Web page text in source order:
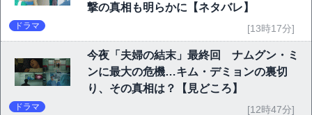
撃の真相も明らかに【ネタバレ】
ドラマ [13時17分]
今夜「夫婦の結末」最終回 ナムグン・ミ
ンに最大の危機…キム・デミョンの裏切
り、その真相は？【見どころ】
ドラマ [12時47分]